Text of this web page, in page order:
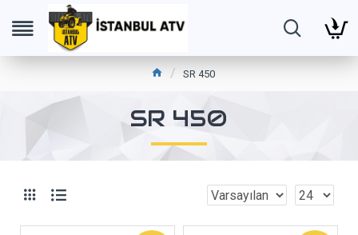
SR 450
SR 450